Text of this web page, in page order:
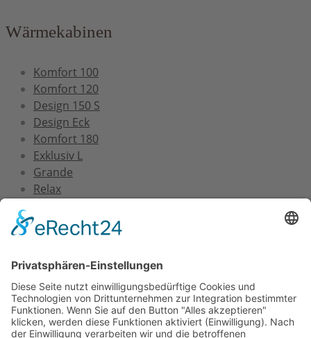
Wärmekabinen
Komfort 100
Komfort 120
Design 150 S
Design Eck
Komfort 180
Exklusiv L
Grande
Relax
Service
Versand und Montage
Zertifizierung
Gewährleistung
FAQs